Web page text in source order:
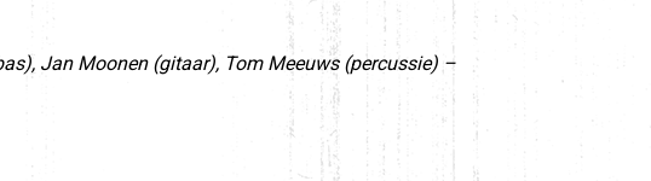
Jan Moonen (gitaar), Tom Meeuws (percussie) –